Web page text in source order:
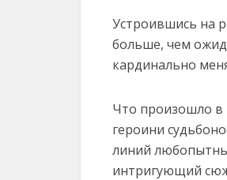
Устроившись на
больше, чем
кардинально
Что произошло в
героини
линий
интригующий